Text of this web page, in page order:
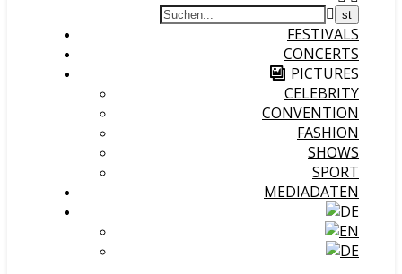
FESTIVALS
CONCERTS
PICTURES
CELEBRITY
CONVENTION
FASHION
SHOWS
SPORT
MEDIADATEN